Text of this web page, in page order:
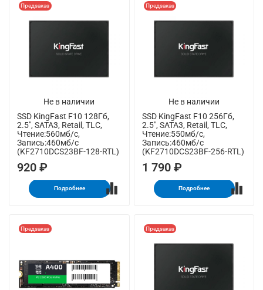
Не в наличии
Предзаказ
SSD KingFast F10 128Гб,
2.5", SATA3, Retail, TLC,
Чтение:560мб/с,
Запись:460мб/с
(KF2710DCS23BF-128-RTL)
920 ₽
Подробнее
Не в наличии
Предзаказ
SSD KingFast F10 256Гб,
2.5", SATA3, Retail, TLC,
Чтение:550мб/с,
Запись:460мб/с
(KF2710DCS23BF-256-RTL)
1 790 ₽
Подробнее
Предзаказ Предзаказ